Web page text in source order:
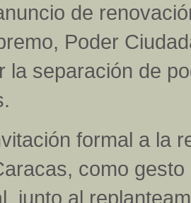
de
Poder
la separación de
formal a la
como
junto al